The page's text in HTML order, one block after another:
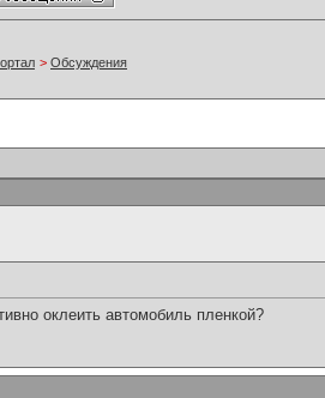
> Обсуждения
оклеить автомобиль пленкой?